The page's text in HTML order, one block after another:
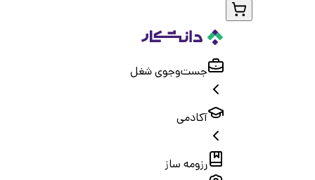
جست‌و‌جوی شغل
آکادمی
رزومه ساز